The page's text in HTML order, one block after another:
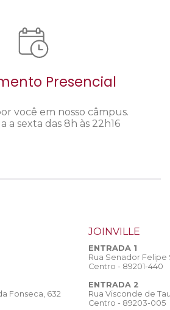
Presencial
você em nosso câmpus.
a sexta das 8h às 22h16
Fonseca, 632
JOINVILLE
ENTRADA 1
Rua Senador
Centro - 89201-440
ENTRADA 2
Rua Visconde de
Centro - 89203-005